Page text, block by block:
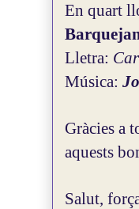
En quart
Lletra:
Música:
Gràcies a
aquests
Salut,